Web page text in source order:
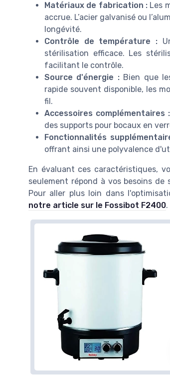
Matériaux de fabrication : Les
accrue. L’acier galvanisé ou
longévité.
Contrôle de température :
stérilisation efficace. Les
facilitant le contrôle.
Source d'énergie :Bien que
rapide souvent disponible, les
fil.
Accessoires complémentaires :
des supports pour bocaux en
Fonctionnalités
offrant ainsi une polyvalence
En évaluant ces caractéristiques,
seulement répond à vos besoins
Pour aller plus loin dans
notre article sur le Fossibot F2400.